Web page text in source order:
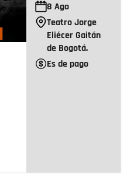
8 Ago
Teatro Jorge
Eliécer Gaitán
de Bogotá.
Es de pago